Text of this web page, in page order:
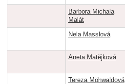
Barbora Michala
Malát
Nela Masslová
Aneta Matějková
Tereza Möhwaldová